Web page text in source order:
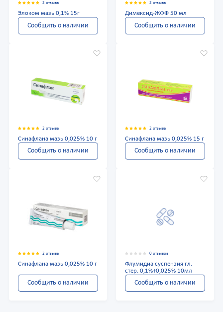
2 отзыва
Элоком мазь 0,1% 15г
Сообщить о наличии
2 отзыва
Димексид-ЖФФ 50 мл
Сообщить о наличии
2 отзыва
Синафлана мазь 0,025% 10 г
Сообщить о наличии
2 отзыва
Синафлана мазь 0,025% 15 г
Сообщить о наличии
2 отзыва
Синафлана мазь 0,025% 10 г
Сообщить о наличии
0 отзывов
Флумидиа суспензия гл.
стер. 0,1%+0,025% 10мл
Сообщить о наличии